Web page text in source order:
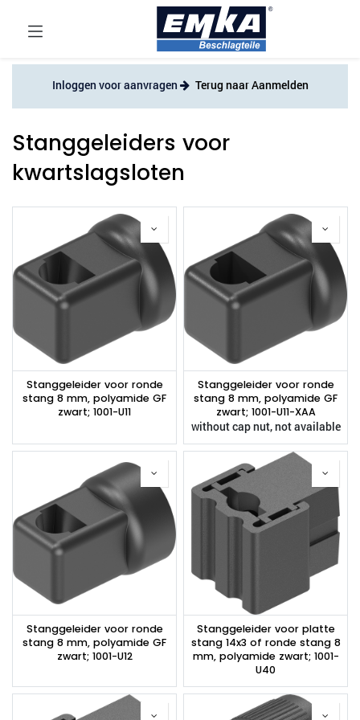
Inloggen voor aanvragen Terug naar Aanmelden
Stanggeleiders voor
kwartslagsloten
Stanggeleider voor ronde
stang 8 mm, polyamide GF
zwart; 1001-U11
Stanggeleider voor ronde
stang 8 mm, polyamide GF
zwart; 1001-U11-XAA
without cap nut, not available
Stanggeleider voor ronde
stang 8 mm, polyamide GF
zwart; 1001-U12
Stanggeleider voor platte
stang 14x3 of ronde stang 8
mm, polyamide zwart; 1001-
U40